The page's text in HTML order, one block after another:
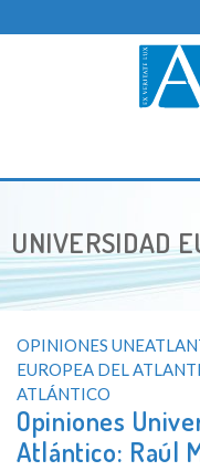
to
Blog sobre
Bienvenidos al blog
UNIVERSIDAD
OPINIONES
EUROPEA DEL
ATLÁNTICO
Opiniones
Atlántico: Raúl